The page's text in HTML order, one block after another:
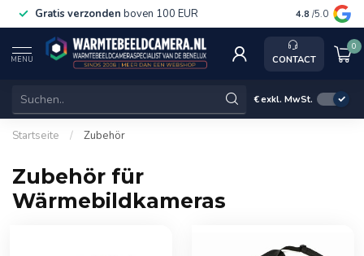
Gratis verzonden boven 100 EUR Service,
4.8 /5.0
MENU CONTACT
0
€exkl. MwSt.
Startseite / Zubehör
Zubehör für
Wärmebildkameras